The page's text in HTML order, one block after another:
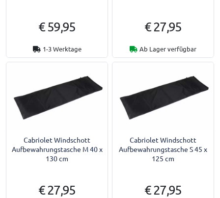
€ 59,95
1-3 Werktage
€ 27,95
Ab Lager verfügbar
Cabriolet Windschott
Aufbewahrungstasche M 40 x
130 cm
€ 27,95
Cabriolet Windschott
Aufbewahrungstasche S 45 x
125 cm
€ 27,95